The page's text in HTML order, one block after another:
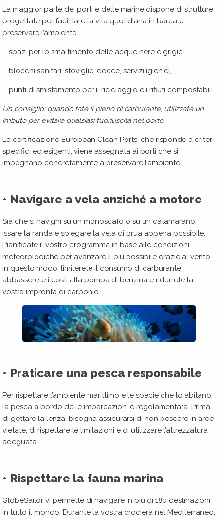
La maggior parte dei porti e delle marine dispone di strutture
progettate per facilitare la vita quotidiana in barca e
preservare l’ambiente:
– spazi per lo smaltimento delle acque nere e grigie,
– blocchi sanitari: stoviglie, docce, servizi igienici,
– punti di smistamento per il riciclaggio e i rifiuti compostabili.
Un consiglio: quando fate il pieno di carburante, utilizzate un
imbuto per evitare qualsiasi fuoriuscita nel porto.
La certificazione European Clean Ports, che risponde a criteri
specifici ed esigenti, viene assegnata ai porti che si
impegnano concretamente a preservare l’ambiente.
• Navigare a vela anziché a motore
Sia che si navighi su un monoscafo o su un catamarano,
issare la randa e spiegare la vela di prua appena possibile.
Pianificate il vostro programma in base alle condizioni
meteorologiche per avanzare il più possibile grazie al vento.
In questo modo, limiterete il consumo di carburante,
abbasserete i costi alla pompa di benzina e ridurrete la
vostra impronta di carbonio.
• Praticare una pesca responsabile
Per rispettare l’ambiente marittimo e le specie che lo abitano,
la pesca a bordo delle imbarcazioni è regolamentata. Prima
di gettare la lenza, bisogna assicurarsi di non pescare in aree
vietate, di rispettare le limitazioni e di utilizzare l’attrezzatura
adeguata.
• Rispettare la fauna marina
GlobeSailor vi permette di navigare in più di 180 destinazioni
in tutto il mondo. Durante la vostra crociera nel Mediterraneo,